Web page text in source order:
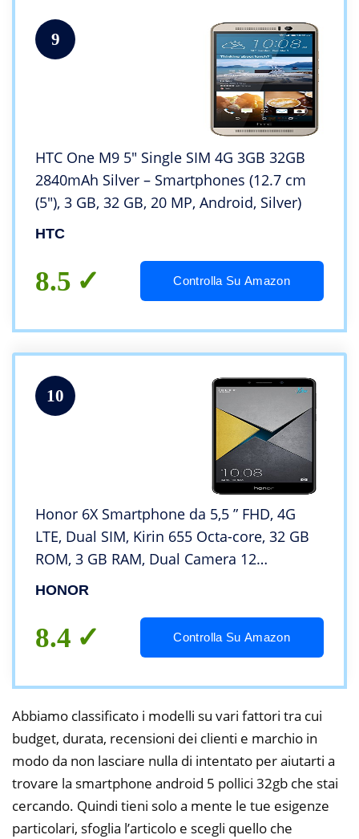
9
HTC One M9 5″ Single SIM 4G 3GB 32GB
2840mAh Silver – Smartphones (12.7 cm
(5″), 3 GB, 32 GB, 20 MP, Android, Silver)
HTC
8.5 Controlla Su Amazon
10
Honor 6X Smartphone da 5,5 ” FHD, 4G
LTE, Dual SIM, Kirin 655 Octa-core, 32 GB
ROM, 3 GB RAM, Dual Camera 12
Megapixel, Android, Grigio
HONOR
8.4 Controlla Su Amazon
Abbiamo classificato i modelli su vari fattori tra cui
budget, durata, recensioni dei clienti e marchio in
modo da non lasciare nulla di intentato per aiutarti a
trovare la smartphone android 5 pollici 32gb che stai
cercando. Quindi tieni solo a mente le tue esigenze
particolari, sfoglia l’articolo e scegli quello che